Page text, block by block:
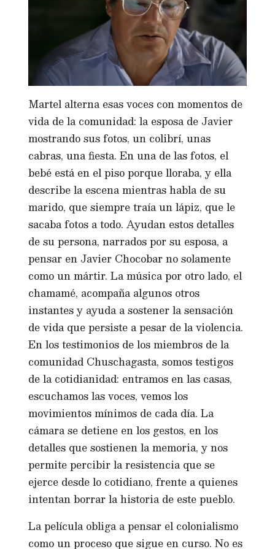
Martel alterna esas voces con momentos de
vida de la comunidad: la esposa de Javier
mostrando sus fotos, un colibrí, unas
cabras, una fiesta. En una de las fotos, el
bebé está en el piso porque lloraba, y ella
describe la escena mientras habla de su
marido, que siempre traía un lápiz, que le
sacaba fotos a todo. Ayudan estos detalles
de su persona, narrados por su esposa, a
pensar en Javier Chocobar no solamente
como un mártir. La música por otro lado, el
chamamé, acompaña algunos otros
instantes y ayuda a sostener la sensación
de vida que persiste a pesar de la violencia.
En los testimonios de los miembros de la
comunidad Chuschagasta, somos testigos
de la cotidianidad: entramos en las casas,
escuchamos las voces, vemos los
movimientos mínimos de cada día. La
cámara se detiene en los gestos, en los
detalles que sostienen la memoria, y nos
permite percibir la resistencia que se
ejerce desde lo cotidiano, frente a quienes
intentan borrar la historia de este pueblo.
La película obliga a pensar el colonialismo
como un proceso que sigue en curso. No es